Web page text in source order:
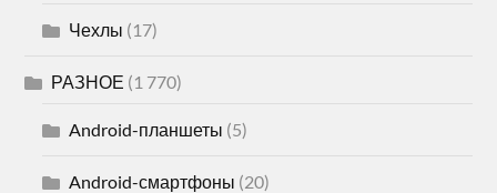
Чехлы (17)
РАЗНОЕ (1 770)
Android-планшеты (5)
Android-смартфоны (20)